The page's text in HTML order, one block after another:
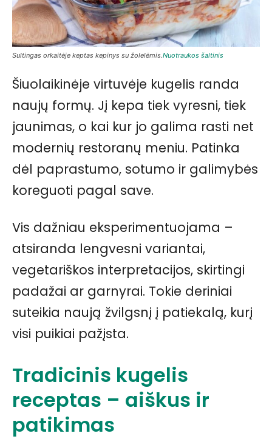
Sultingas orkaitėje keptas kepinys su žolelėmis.Nuotraukos šaltinis
Šiuolaikinėje virtuvėje kugelis randa
naujų formų. Jį kepa tiek vyresni, tiek
jaunimas, o kai kur jo galima rasti net
modernių restoranų meniu. Patinka
dėl paprastumo, sotumo ir galimybės
koreguoti pagal save.
Vis dažniau eksperimentuojama –
atsiranda lengvesni variantai,
vegetariškos interpretacijos, skirtingi
padažai ar garnyrai. Tokie deriniai
suteikia naują žvilgsnį į patiekalą, kurį
visi puikiai pažįsta.
Tradicinis kugelis
receptas – aiškus ir
patikimas